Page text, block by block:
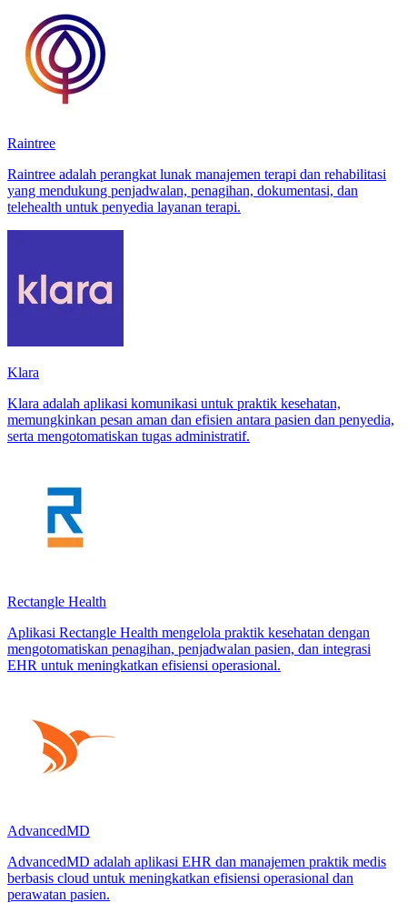
Raintree
Raintree adalah perangkat lunak manajemen terapi dan rehabilitasi
yang mendukung penjadwalan, penagihan, dokumentasi, dan
telehealth untuk penyedia layanan terapi.
Klara
Klara adalah aplikasi komunikasi untuk praktik kesehatan,
memungkinkan pesan aman dan efisien antara pasien dan penyedia,
serta mengotomatiskan tugas administratif.
Rectangle Health
Aplikasi Rectangle Health mengelola praktik kesehatan dengan
mengotomatiskan penagihan, penjadwalan pasien, dan integrasi
EHR untuk meningkatkan efisiensi operasional.
AdvancedMD
AdvancedMD adalah aplikasi EHR dan manajemen praktik medis
berbasis cloud untuk meningkatkan efisiensi operasional dan
perawatan pasien.